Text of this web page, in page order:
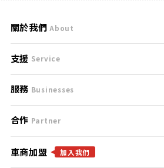
關於我們 About
刊登規範
服務條款
免責聲明
隱私權政策
支援 Service
支援中心
聯絡我們
服務 Businesses
什麼是Goo鑑定？
找好車
合作 Partner
合作夥伴
車商加盟 加入我們